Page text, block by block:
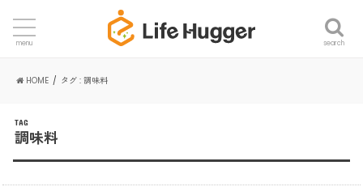
search
menu
HOME タグ : 調味料
TAG
調味料